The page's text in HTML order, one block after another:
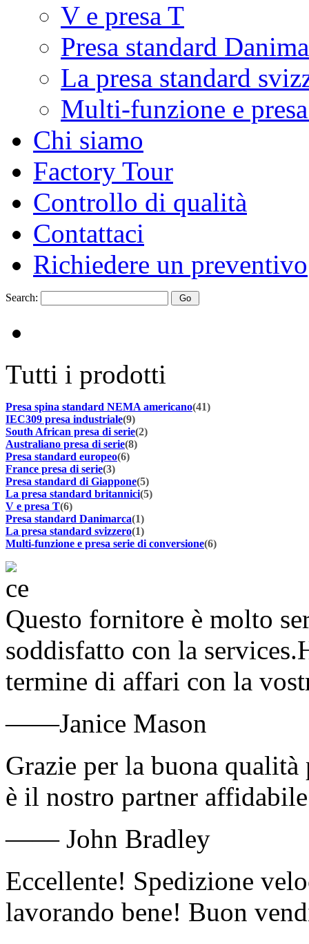
V e presa T
Presa standard
La presa standard
Multi-funzione e
Chi siamo
Factory Tour
Controllo di qualità
Contattaci
Richiedere un preventivo
Search:
Tutti i prodotti
Presa spina standard NEMA americano(41)
IEC309 presa industriale(9)
South African presa di serie(2)
Australiano presa di serie(8)
Presa standard europeo(6)
France presa di serie(3)
Presa standard di Giappone(5)
La presa standard britannici(5)
V e presa T(6)
Presa standard Danimarca(1)
La presa standard svizzero(1)
Multi-funzione e presa serie di conversione(6)
Questo fornitore è molto
soddisfatto con la
termine di affari con la
——Janice Mason
Grazie per la buona
è il nostro partner
—— John Bradley
Eccellente! Spedizione
lavorando bene! Buon